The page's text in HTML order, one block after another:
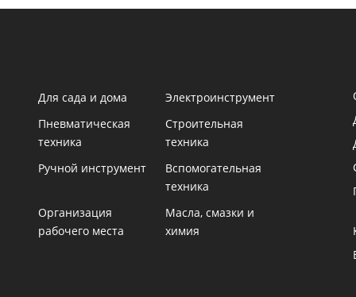
Для сада и дома
Электроинструмент
Пневматическая
техника
Строительная
техника
Ручной инструмент
Вспомогательная
техника
Организация
рабочего места
Масла, смазки и
химия